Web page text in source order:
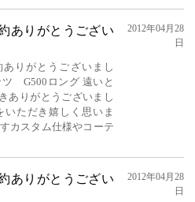
ありがとうござい
りがとうございまし
ツ G500ロング 遠いと
ありがとうございまし
いただき嬉しく思いま
カスタム仕様やコーテ
2012年04月28
日
ありがとうござい
2012年04月28
日